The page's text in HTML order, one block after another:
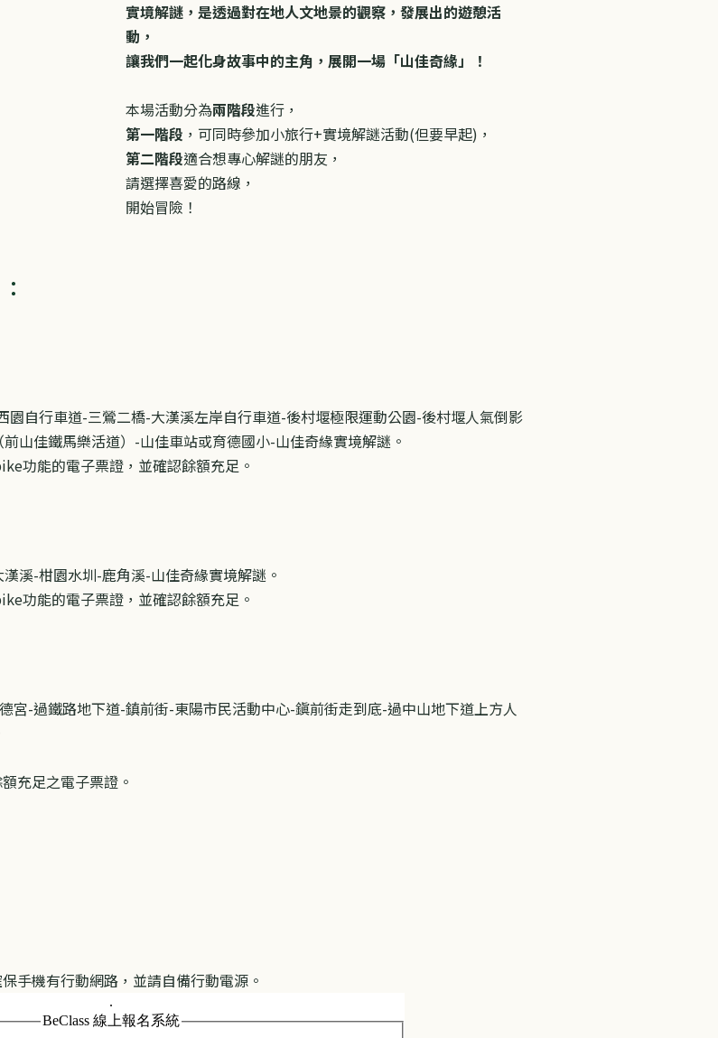
實境解謎，是透過對在地人文地景的觀察，發展出的遊憩活
動，
讓我們一起化身故事中的主角，展開一場「山佳奇緣」！
本場活動分為兩階段進行，
第一階段 ，可同時參加小旅行+實境解謎活動(但要早起)，
​第二階段適合想專心解謎的朋友，
​請選擇喜愛的路線，
開始冒險！
自行車道-三鶯二橋-大漢溪左岸自行車道-後村堰極限運動公園-後村堰人氣倒影
山佳鐵馬樂活道）-山佳車站或育德國小​-山佳奇緣實境解謎。
功能的電子票證，並確認餘額充足。
漢溪-柑園水圳-鹿角溪-山佳奇緣實境解謎。
功能的電子票證，並確認餘額充足。
宮-過鐵路地下道-鎮前街-東陽市民活動中心-鎭前街走到底-過中山地下道上方人
充足之電子票證。
手機有行動網路，並請自備行動電源。